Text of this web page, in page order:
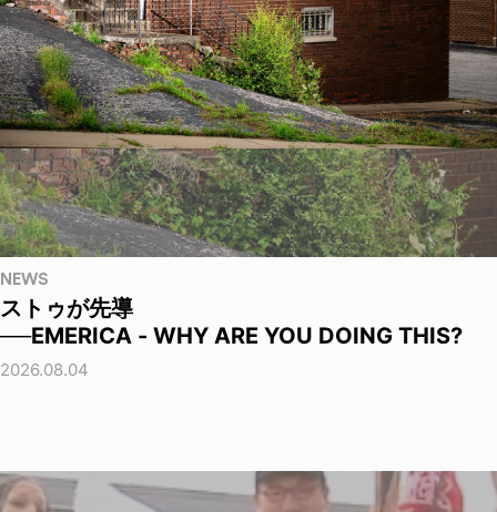
NEWS
ストゥが先導
──EMERICA - WHY ARE YOU DOING THIS?
2026.08.04